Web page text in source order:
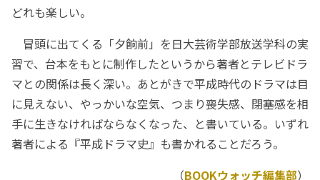
どれも楽しい。
冒頭に出てくる「夕餉前」を日大芸術学部放送学科の実
習で、台本をもとに制作したというから著者とテレビドラ
マとの関係は長く深い。あとがきで平成時代のドラマは目
に見えない、やっかいな空気、つまり喪失感、閉塞感を相
手に生きなければならなくなった、と書いている。いずれ
著者による『平成ドラマ史』も書かれることだろう。
（BOOKウォッチ編集部）